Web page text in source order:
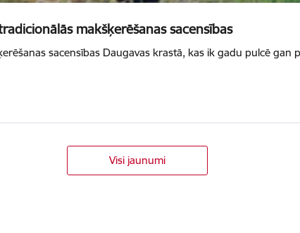
makšķerēšanas sacensības
sacensības Daugavas krastā, kas ik gadu pulcē
Visi jaunumi